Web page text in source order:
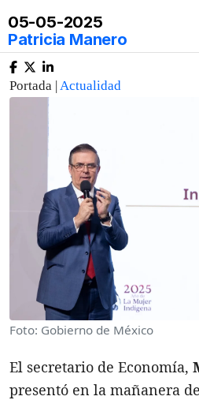
05-05-2025
Patricia Manero
Portada |Actualidad
Foto: Gobierno de México
El secretario de Economía,
presentó en la mañanera